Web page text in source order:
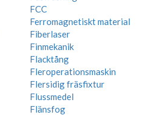
FCC
Ferromagnetiskt material
Fiberlaser
Finmekanik
Flacktång
Fleroperationsmaskin
Flersidig fräsfixtur
Flussmedel
Flänsfog